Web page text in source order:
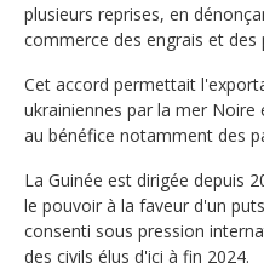
plusieurs reprises, en
commerce des engrais et des
Cet accord permettait
ukrainiennes par la mer Noire
au bénéfice notamment des
La Guinée est dirigée depuis
le pouvoir à la faveur d'un
consenti sous pression
des civils élus d'ici à fin 2024.